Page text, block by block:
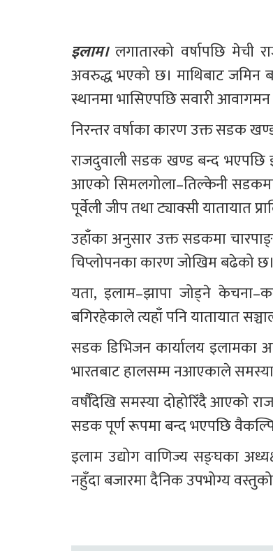
इलाम। लगातारको वर्षापछि मेची
अवरुद्ध भएको छ। माथिबाट जमिन
स्थानमा भासिएपछि सवारी
निरन्तर वर्षाका कारण उक्त सडक
राजदुवाली सडक खण्ड बन्द भएपछि
आएको सिमलगोला–तिल्केनी
पूर्वेली जीप तथा ट्याक्सी यातायात
उहाँका अनुसार उक्त सडकमा
चिप्लोपनका कारण जोखिम बढेको छ।
यता, इलाम–झापा जोड्ने
बगिरहेकाले त्यहाँ पनि यातायात
सडक डिभिजन कार्यालय इलामका
भारतबाट हालसम्म नआएकाले
वर्षौंदेखि समस्या दोहोरिँदै आएको
सडक पूर्ण रूपमा बन्द भएपछि
इलाम उद्योग वाणिज्य सङ्घका
नहुँदा बजारमा दैनिक उपभोग्य